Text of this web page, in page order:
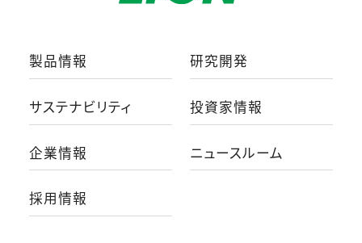
製品情報 研究開発
サステナビリティ 投資家情報
企業情報 ニュースルーム
採用情報